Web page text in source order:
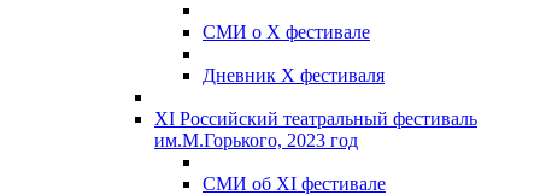
СМИ о X фестивале
Дневник X фестиваля
XI Российский театральный фестиваль
им.М.Горького, 2023 год
СМИ об XI фестивале